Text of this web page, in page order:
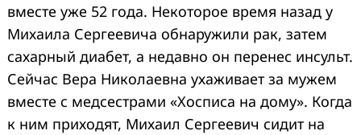
вместе уже 52 года. Некоторое время назад у
Михаила Сергеевича обнаружили рак, затем
сахарный диабет, а недавно он перенес инсульт.
Сейчас Вера Николаевна ухаживает за мужем
вместе с медсестрами «Хосписа на дому». Когда
к ним приходят, Михаил Сергеевич сидит на